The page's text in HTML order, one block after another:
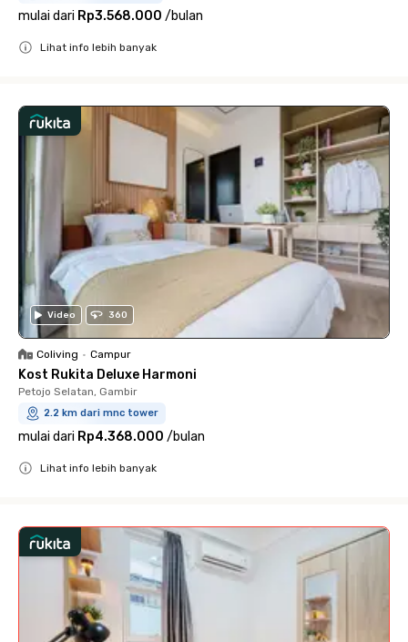
mulai dari Rp3.568.000 /bulan
Lihat info lebih banyak
Video 360
Coliving • Campur
Kost Rukita Deluxe Harmoni
Petojo Selatan, Gambir
2.2 km dari mnc tower
mulai dari Rp4.368.000 /bulan
Lihat info lebih banyak